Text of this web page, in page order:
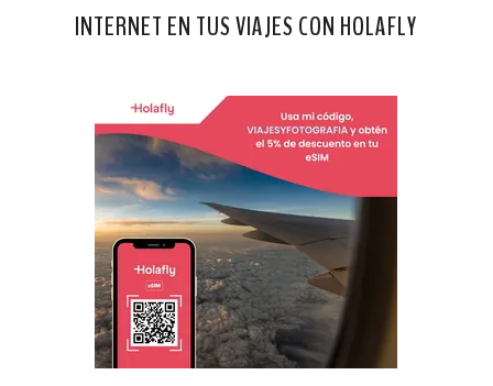
INTERNET EN TUS VIAJES CON HOLAFLY